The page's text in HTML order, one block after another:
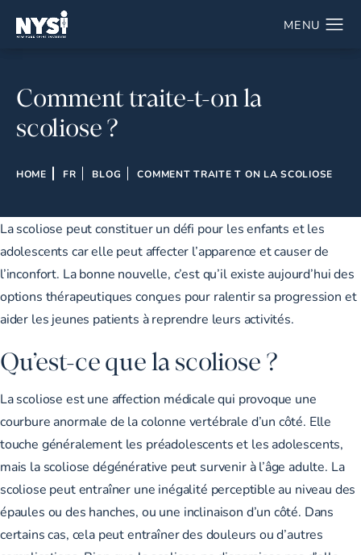
Comment traite-t-on la
scoliose ?
HOME FR BLOG COMMENT TRAITE T ON LA SCOLIOSE
La scoliose peut constituer un défi pour les enfants et les
adolescents car elle peut affecter l’apparence et causer de
l’inconfort. La bonne nouvelle, c’est qu’il existe aujourd’hui des
options thérapeutiques conçues pour ralentir sa progression et
aider les jeunes patients à reprendre leurs activités.
Qu’est-ce que la scoliose ?
La scoliose est une affection médicale qui provoque une
courbure anormale de la colonne vertébrale d’un côté. Elle
touche généralement les préadolescents et les adolescents,
mais la scoliose dégénérative peut survenir à l’âge adulte. La
scoliose peut entraîner une inégalité perceptible au niveau des
épaules ou des hanches, ou une inclinaison d’un côté. Dans
certains cas, cela peut entraîner des douleurs ou d’autres